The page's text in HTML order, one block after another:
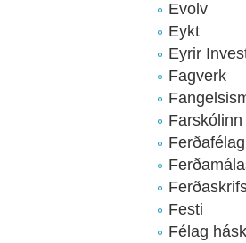
Evolv
Eykt
Eyrir
Fagverk
Farskólinn
Festi
Félag